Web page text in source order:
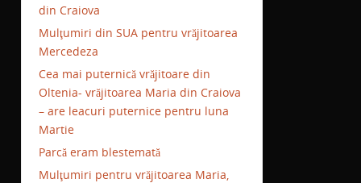
din Craiova
Mulţumiri din SUA pentru vrăjitoarea
Mercedeza
Cea mai puternică vrăjitoare din
Oltenia- vrăjitoarea Maria din Craiova
– are leacuri puternice pentru luna
Martie
Parcă eram blestemată
Mulţumiri pentru vrăjitoarea Maria,